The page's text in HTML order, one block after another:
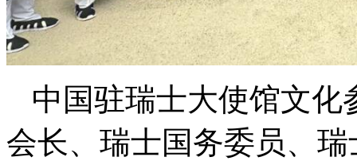
中国驻瑞士大使馆文
会长、瑞士国务委员、